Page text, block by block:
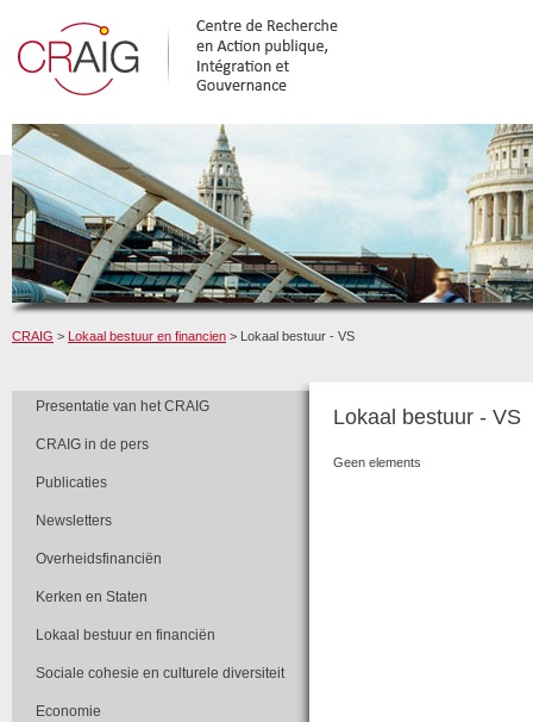
CRAIG > Lokaal bestuur en financien > Lokaal bestuur - VS
Presentatie van het CRAIG
CRAIG in de pers
Publicaties
Newsletters
Overheidsfinanciën
Kerken en Staten
Lokaal bestuur en financiën
Sociale cohesie en culturele diversiteit
Economie
Lokaal bestuur - VS
Geen elements